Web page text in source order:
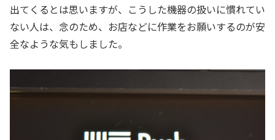
出てくるとは思いますが、こうした機器の扱いに慣れてい
ない人は、念のため、お店などに作業をお願いするのが安
全なような気もしました。